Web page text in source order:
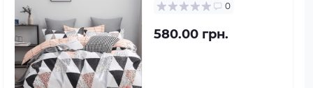
0
580.00 грн.